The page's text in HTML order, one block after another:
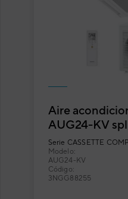
Aire
AUG24-KV
compacto
Serie CASSETTE
Modelo:
AUG24-KV
Código:
3NGG88255